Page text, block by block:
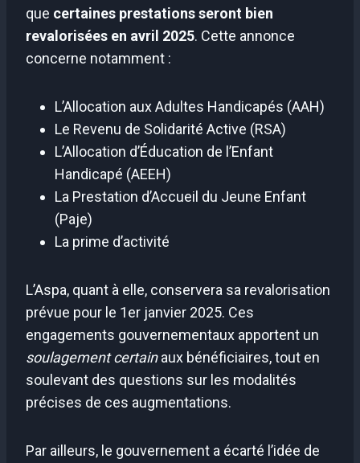
que certaines prestations seront bien
revalorisées en avril 2025. Cette annonce
concerne notamment :
L’Allocation aux Adultes Handicapés (AAH)
Le Revenu de Solidarité Active (RSA)
L’Allocation d’Éducation de l’Enfant
Handicapé (AEEH)
La Prestation d’Accueil du Jeune Enfant
(Paje)
La prime d’activité
L’Aspa, quant à elle, conservera sa revalorisation
prévue pour le 1er janvier 2025. Ces
engagements gouvernementaux apportent un
soulagement certainaux bénéficiaires, tout en
soulevant des questions sur les modalités
précises de ces augmentations.
Par ailleurs, le gouvernement a écarté l’idée de